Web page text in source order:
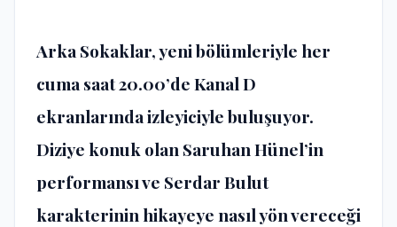
Arka Sokaklar, yeni bölümleriyle her
cuma saat 20.00’de Kanal D
ekranlarında izleyiciyle buluşuyor.
Diziye konuk olan Saruhan Hünel’in
performansı ve Serdar Bulut
karakterinin hikayeye nasıl yön vereceği